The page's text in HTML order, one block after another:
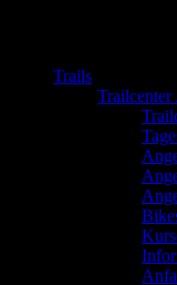
Trails
Trailcenter